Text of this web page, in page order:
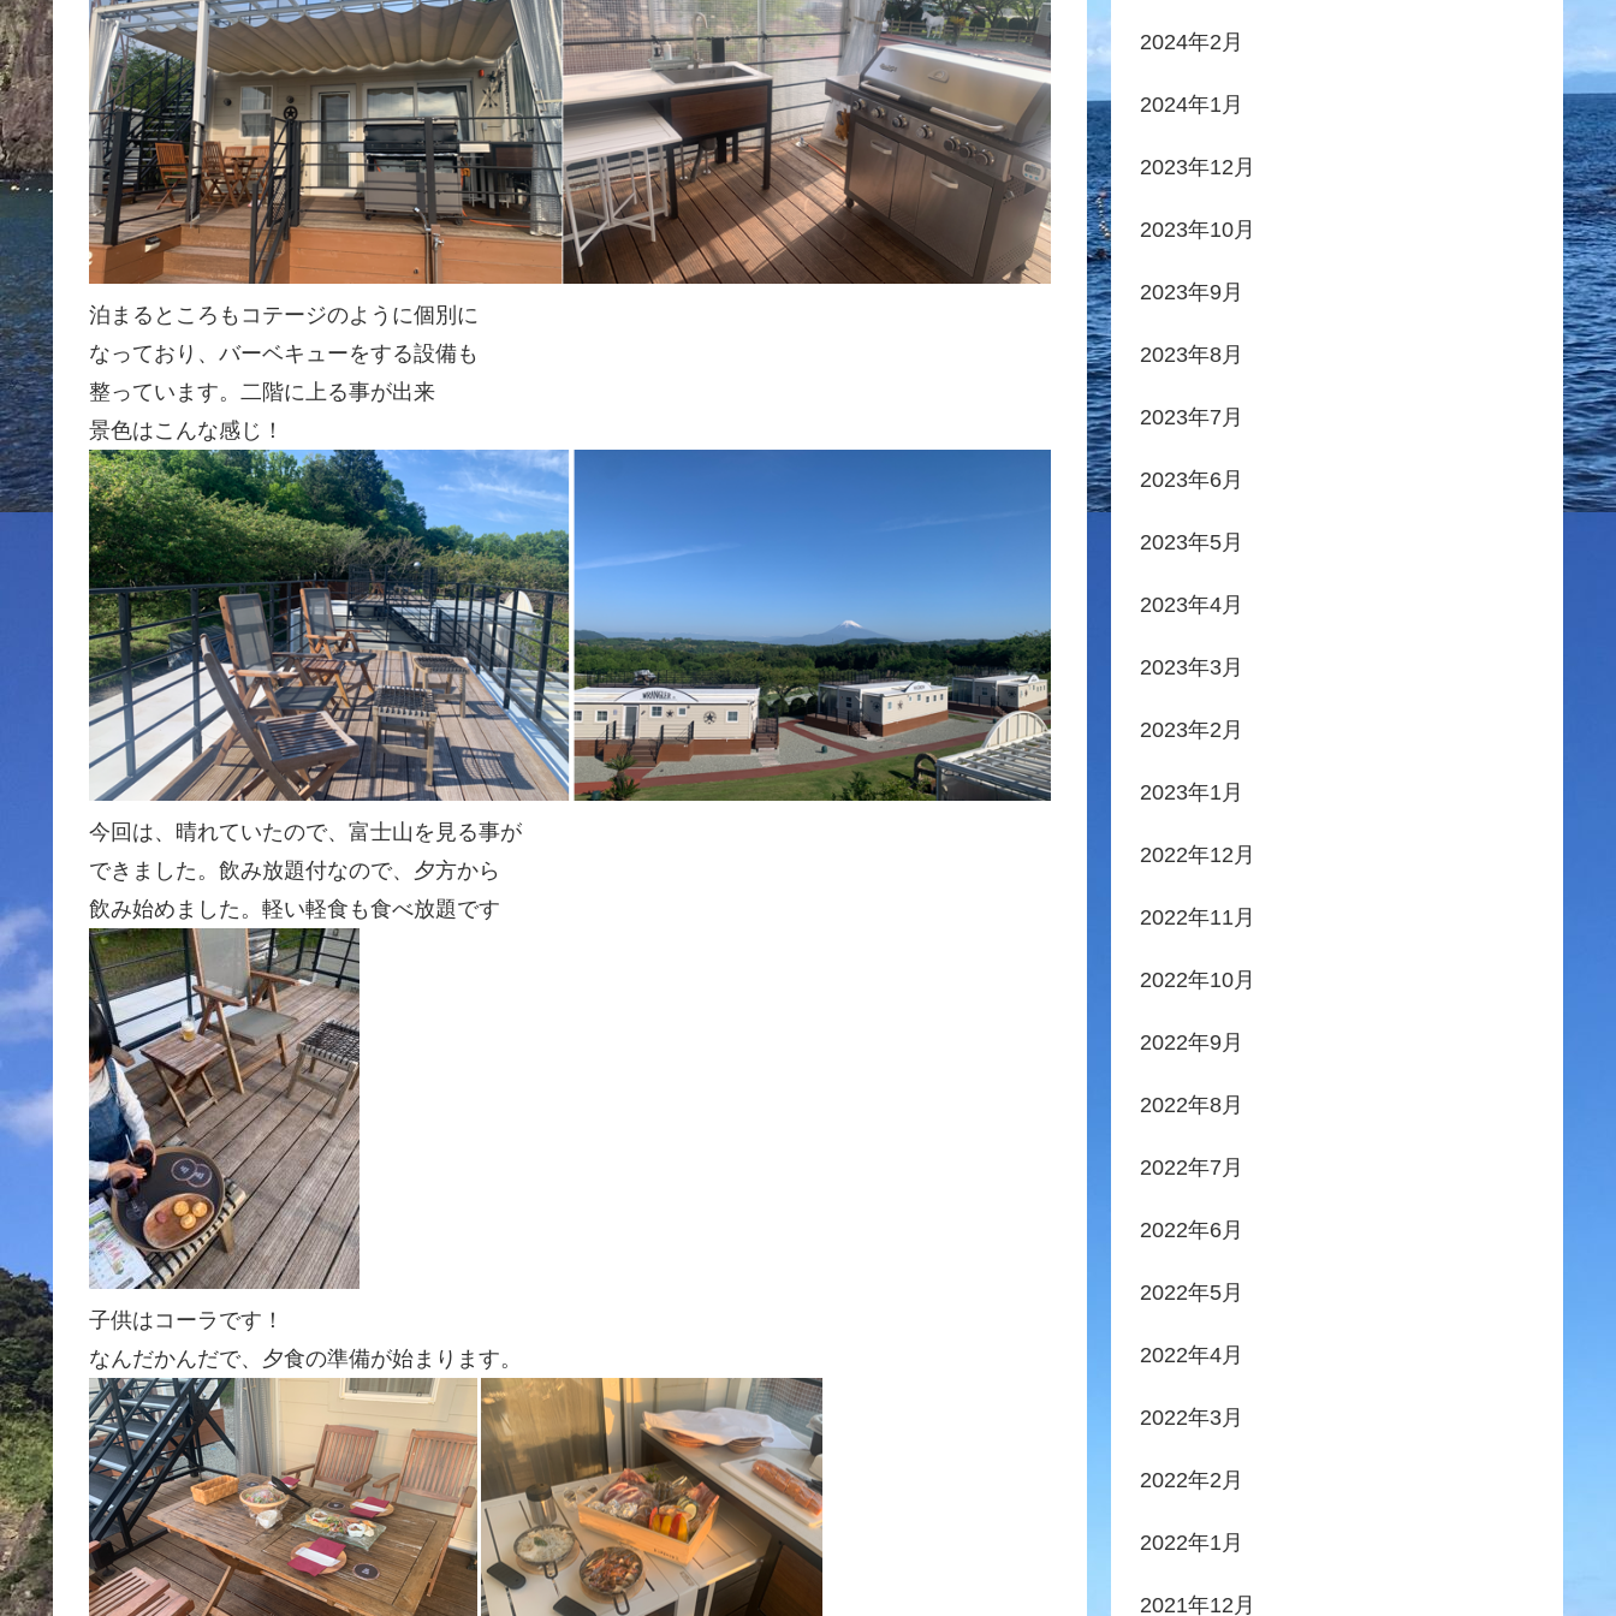
泊まるところもコテージのように個別に
なっており、バーベキューをする設備も
整っています。二階に上る事が出来
景色はこんな感じ！
今回は、晴れていたので、富士山を見る事が
できました。飲み放題付なので、夕方から
飲み始めました。軽い軽食も食べ放題です
子供はコーラです！
なんだかんだで、夕食の準備が始まります。
2024年2月
2024年1月
2023年12月
2023年10月
2023年9月
2023年8月
2023年7月
2023年6月
2023年5月
2023年4月
2023年3月
2023年2月
2023年1月
2022年12月
2022年11月
2022年10月
2022年9月
2022年8月
2022年7月
2022年6月
2022年5月
2022年4月
2022年3月
2022年2月
2022年1月
2021年12月